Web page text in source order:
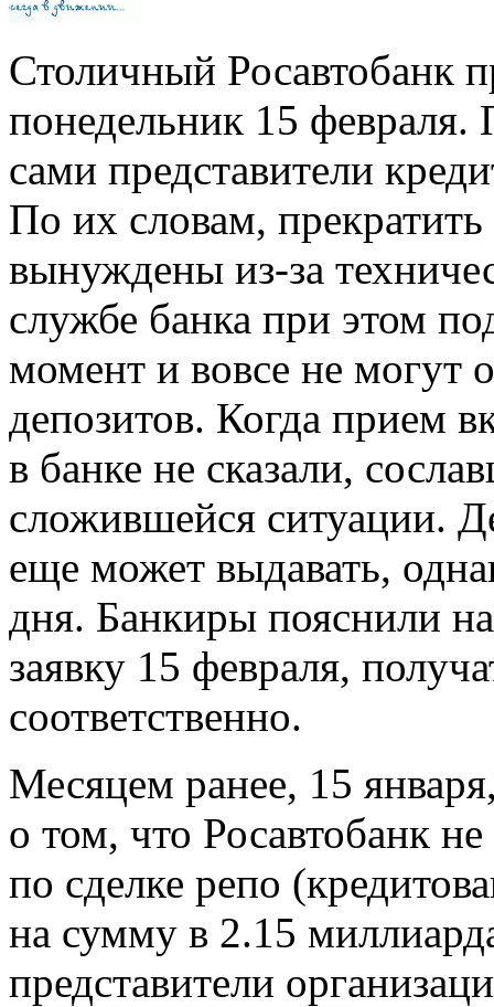
Столичный Росавтобанк
понедельник 15
сами представители
По их словам,
вынуждены из-за
службе банка при этом
момент и вовсе не могут
депозитов. Когда прием
в банке не сказали,
сложившейся ситуации.
еще может выдавать,
дня. Банкиры пояснили
заявку 15 февраля,
соответственно.
Месяцем ранее, 15
о том, что Росавтобанк
по сделке репо
на сумму в 2.15
представители